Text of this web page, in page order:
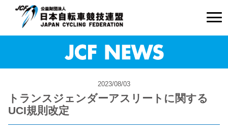
2023/08/03
トランスジェンダーアスリートに関する
UCI規則改定